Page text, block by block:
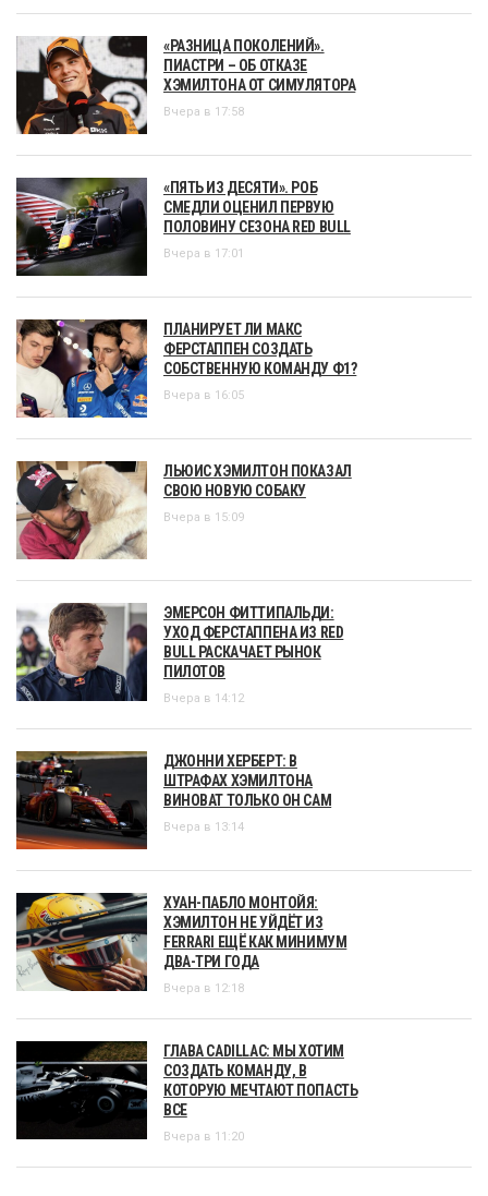
«РАЗНИЦА ПОКОЛЕНИЙ».
ПИАСТРИ – ОБ ОТКАЗЕ
ХЭМИЛТОНА ОТ СИМУЛЯТОРА
Вчера в 17:58
«ПЯТЬ ИЗ ДЕСЯТИ». РОБ
СМЕДЛИ ОЦЕНИЛ ПЕРВУЮ
ПОЛОВИНУ СЕЗОНА RED BULL
Вчера в 17:01
ПЛАНИРУЕТ ЛИ МАКС
ФЕРСТАППЕН СОЗДАТЬ
СОБСТВЕННУЮ КОМАНДУ Ф1?
Вчера в 16:05
ЛЬЮИС ХЭМИЛТОН ПОКАЗАЛ
СВОЮ НОВУЮ СОБАКУ
Вчера в 15:09
ЭМЕРСОН ФИТТИПАЛЬДИ:
УХОД ФЕРСТАППЕНА ИЗ RED
BULL РАСКАЧАЕТ РЫНОК
ПИЛОТОВ
Вчера в 14:12
ДЖОННИ ХЕРБЕРТ: В
ШТРАФАХ ХЭМИЛТОНА
ВИНОВАТ ТОЛЬКО ОН САМ
Вчера в 13:14
ХУАН-ПАБЛО МОНТОЙЯ:
ХЭМИЛТОН НЕ УЙДЁТ ИЗ
FERRARI ЕЩЁ КАК МИНИМУМ
ДВА-ТРИ ГОДА
Вчера в 12:18
ГЛАВА CADILLAC: МЫ ХОТИМ
СОЗДАТЬ КОМАНДУ, В
КОТОРУЮ МЕЧТАЮТ ПОПАСТЬ
ВСЕ
Вчера в 11:20